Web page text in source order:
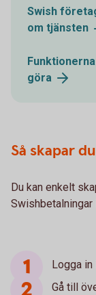
Swish
om tjänsten
göra
Så skapar
Du kan enkelt
Swishbetalningar
Logga
Gå till